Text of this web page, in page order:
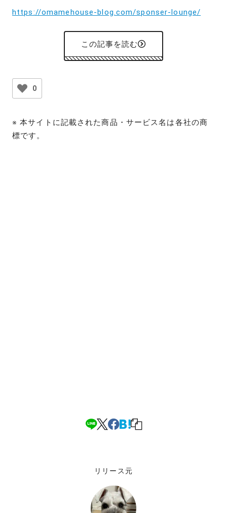
https://omamehouse-blog.com/sponser-lounge/
この記事を読む
0
※ 本サイトに記載された商品・サービス名は各社の商
標です。
リリース元